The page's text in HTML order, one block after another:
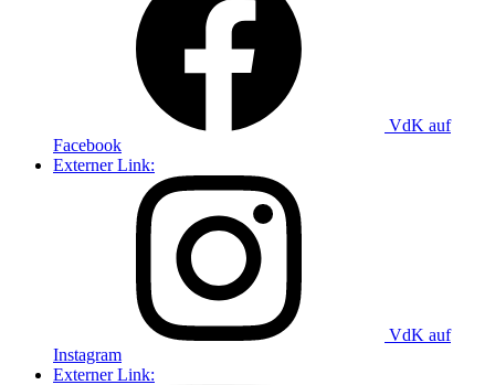
VdK auf
Facebook
Externer Link:
VdK auf
Instagram
Externer Link: